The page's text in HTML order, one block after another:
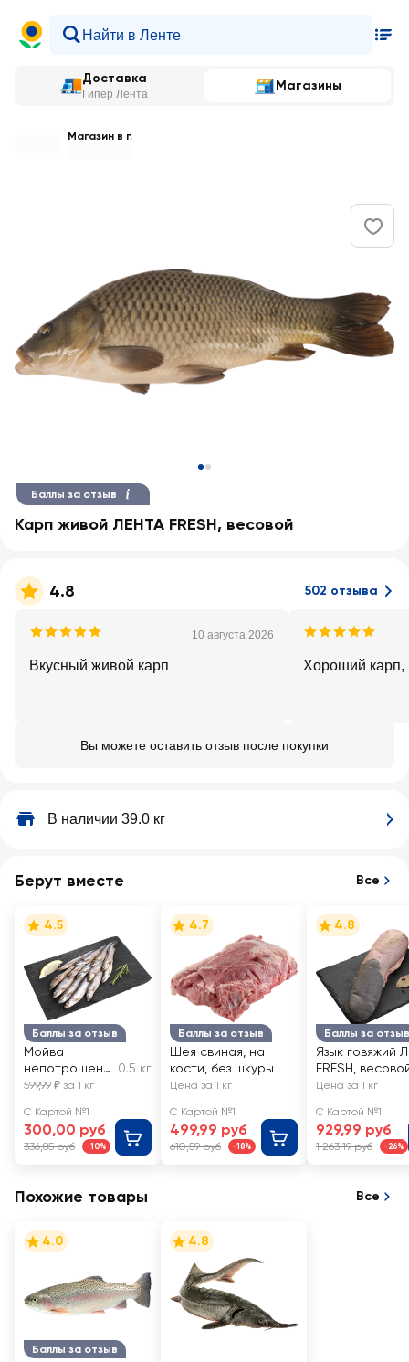
Доставка
Гипер Лента
Магазины
Магазин в г.
Баллы за отзыв
Карп живой ЛЕНТА FRESH, весовой
4.8 502 отзыва
10 августа 2026
Вкусный живой карп Хороший карп,
Вы можете оставить отзыв после покупки
В наличии 39.0 кг
Берут вместе Все
Баллы за отзыв
4.5
Мойва
непотрошена
я с головой
замороженног
о сырья)
ЛЕНТА FRESH,
0.5 кг
599,99 ₽ за 1 кг
С Картой №1
300,00 руб
336,85 руб -10%
Баллы за отзыв
4.7
Шея свиная, на
кости, без шкуры
Цена за 1 кг
С Картой №1
499,99 руб
610,59 руб -18%
Баллы за отзыв
4.8
Язык говяжий
FRESH,
Цена за 1 кг
С Картой №1
929,99 руб
1 263,19 руб -26%
Похожие товары Все
Баллы за отзыв
4.0 4.8